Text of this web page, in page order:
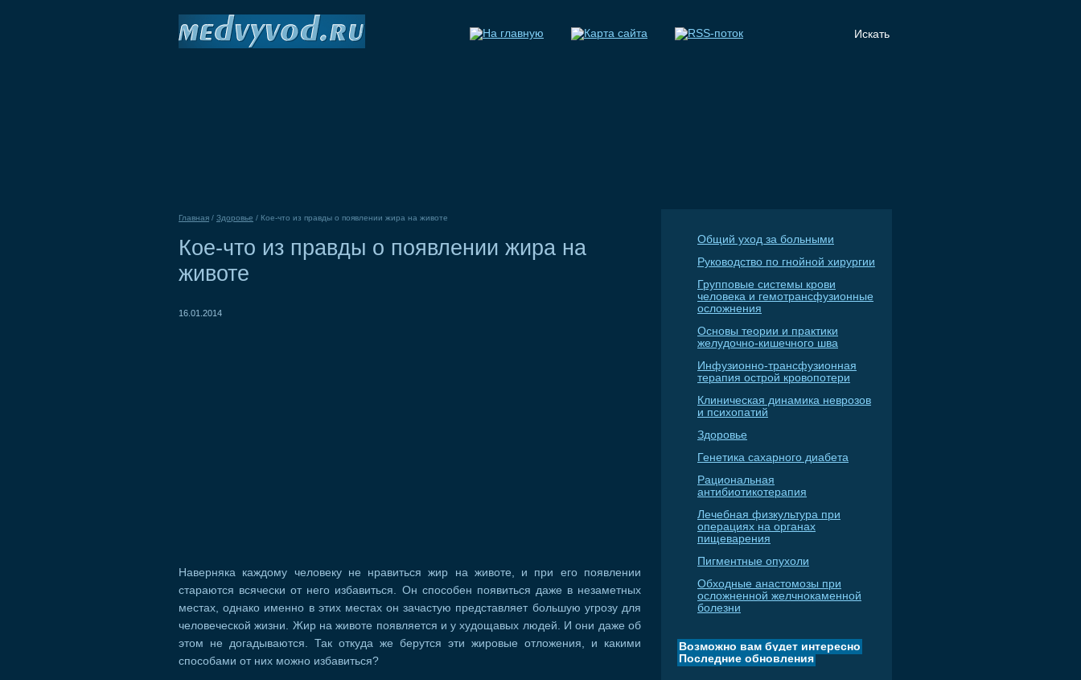
Главная / Здоровье / Кое-что из правды о появлении жира на животе
Кое-что из правды о появлении жира на
животе
16.01.2014
Наверняка каждому человеку не нравиться жир на животе, и при его появлении
стараются всячески от него избавиться. Он способен появиться даже в незаметных
местах, однако именно в этих местах он зачастую представляет большую угрозу для
человеческой жизни. Жир на животе появляется и у худощавых людей. И они даже об
этом не догадываются. Так откуда же берутся эти жировые отложения, и какими
способами от них можно избавиться?
Общий уход за больными
Руководство по гнойной хирургии
Групповые системы крови
человека и гемотрансфузионные
осложнения
Основы теории и практики
желудочно-кишечного шва
Инфузионно-трансфузионная
терапия острой кровопотери
Клиническая динамика неврозов
и психопатий
Здоровье
Генетика сахарного диабета
Рациональная
антибиотикотерапия
Лечебная физкультура при
операциях на органах
пищеварения
Пигментные опухоли
Обходные анастомозы при
осложненной желчнокаменной
болезни
Возможно вам будет интересно
Последние обновления